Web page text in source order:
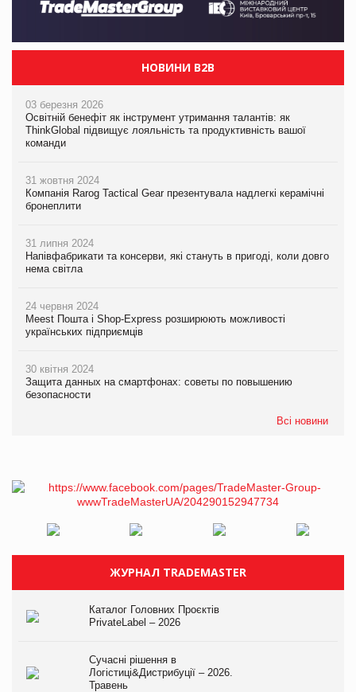
НОВИНИ B2B
03 березня 2026
Освітній бенефіт як інструмент утримання талантів: як
ThinkGlobal підвищує лояльність та продуктивність вашої
команди
31 жовтня 2024
Компанія Rarog Tactical Gear презентувала надлегкі керамічні
бронеплити
31 липня 2024
Напівфабрикати та консерви, які стануть в пригоді, коли довго
нема світла
24 червня 2024
Meest Пошта і Shop-Express розширюють можливості
українських підприємців
30 квітня 2024
Защита данных на смартфонах: советы по повышению
безопасности
Всі новини
ЖУРНАЛ TRADEMASTER
Каталог Головних Проєктів
PrivateLabel – 2026
Сучасні рішення в
Логістиці&Дистрибуції – 2026.
Травень